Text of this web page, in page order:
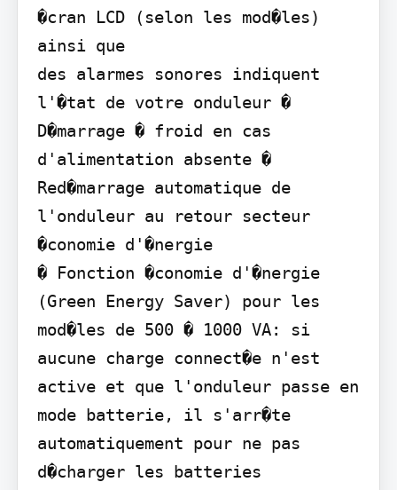
�cran LCD (selon les mod�les)
ainsi que
des alarmes sonores indiquent
l'�tat de votre onduleur �
D�marrage � froid en cas
d'alimentation absente �
Red�marrage automatique de
l'onduleur au retour secteur
�conomie d'�nergie
� Fonction �conomie d'�nergie
(Green Energy Saver) pour les
mod�les de 500 � 1000 VA: si
aucune charge connect�e n'est
active et que l'onduleur passe en
mode batterie, il s'arr�te
automatiquement pour ne pas
d�charger les batteries